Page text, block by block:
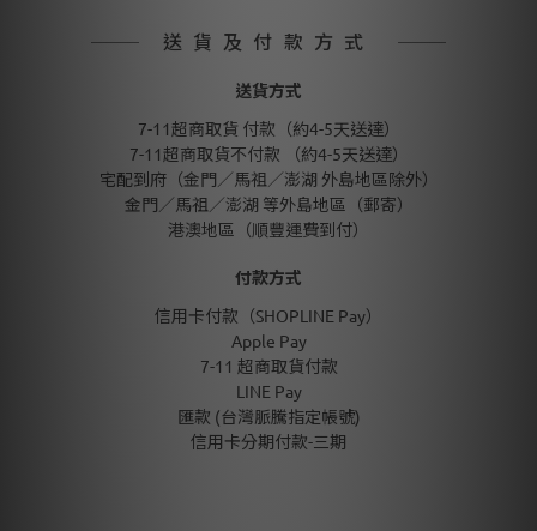
送貨及付款方式
送貨方式
7-11超商取貨 付款（約4-5天送達）
7-11超商取貨不付款 （約4-5天送達）
宅配到府（金門／馬祖／澎湖 外島地區除外）
金門／馬祖／澎湖 等外島地區（郵寄）
港澳地區（順豐運費到付）
付款方式
信用卡付款（SHOPLINE Pay）
Apple Pay
7-11 超商取貨付款
LINE Pay
匯款 (台灣脈騰指定帳號)
信用卡分期付款-三期